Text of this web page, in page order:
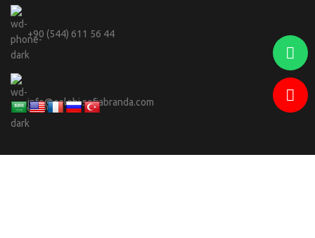
+90 (544) 611 56 44
info@celebi.sofiabranda.com